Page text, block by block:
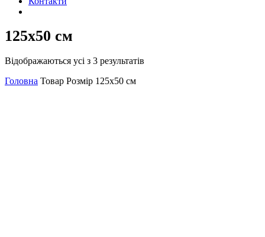
125х50 см
Відображаються усі з 3 результатів
Головна Товар Розмір 125х50 см